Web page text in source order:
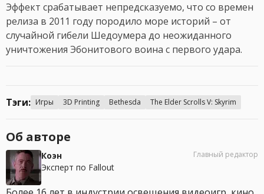
Эффект срабатывает непредсказуемо, что со времен
релиза в 2011 году породило море историй – от
случайной гибели Шедоумера до неожиданного
уничтожения Эбонитового воина с первого удара.
Тэги: Игры 3D Printing Bethesda The Elder Scrolls V: Skyrim
Об авторе
Коэн
Эксперт по Fallout
Главный редактор